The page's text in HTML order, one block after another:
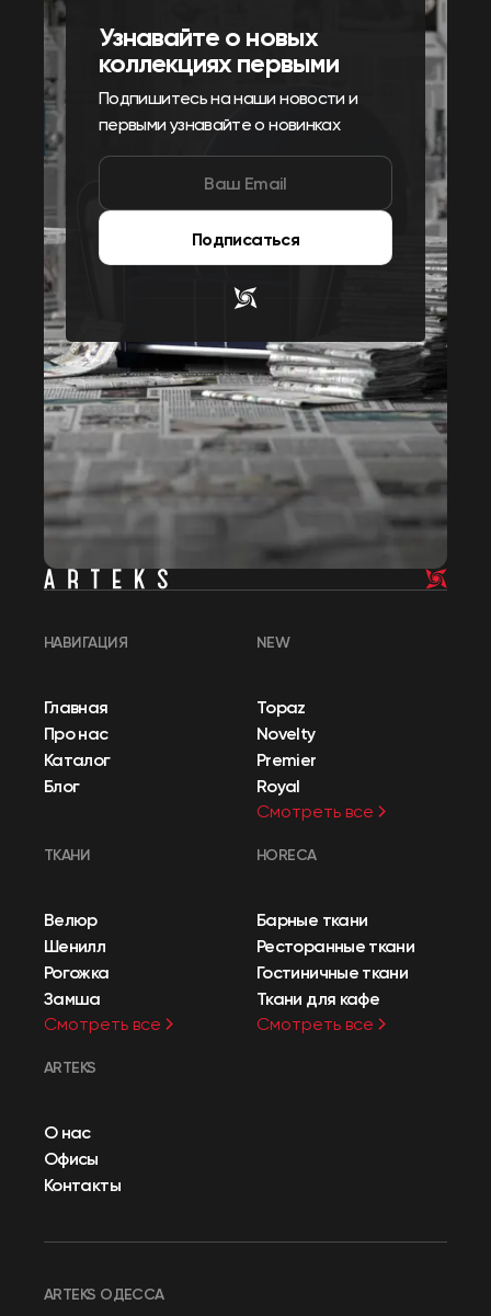
Узнавайте о новых
коллекциях первыми
Подпишитесь на наши новости и
первыми узнавайте о новинках
Подписаться
НАВИГАЦИЯ
Главная
Про нас
Каталог
Блог
NEW
Topaz
Novelty
Premier
Royal
Смотреть все
ТКАНИ
Велюр
Шенилл
Рогожка
Замша
Смотреть все
HORECA
Барные ткани
Ресторанные ткани
Гостиничные ткани
Ткани для кафе
Смотреть все
ARTEKS
О нас
Офисы
Контакты
ARTEKS ОДЕССА